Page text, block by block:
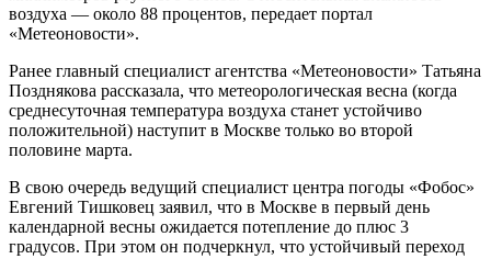
воздуха — около 88 процентов, передает портал
«Метеоновости».
Ранее главный специалист агентства «Метеоновости» Татьяна
Позднякова рассказала, что метеорологическая весна (когда
среднесуточная температура воздуха станет устойчиво
положительной) наступит в Москве только во второй
половине марта.
В свою очередь ведущий специалист центра погоды «Фобос»
Евгений Тишковец заявил, что в Москве в первый день
календарной весны ожидается потепление до плюс 3
градусов. При этом он подчеркнул, что устойчивый переход